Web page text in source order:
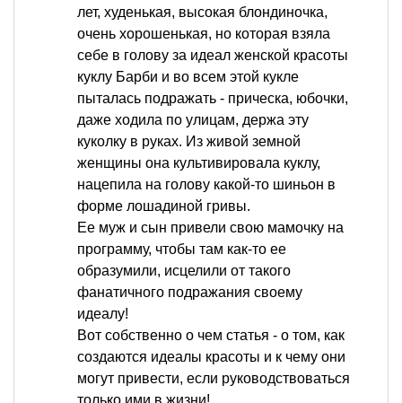
лет, худенькая, высокая блондиночка,
очень хорошенькая, но которая взяла
себе в голову за идеал женской красоты
куклу Барби и во всем этой кукле
пыталась подражать - прическа, юбочки,
даже ходила по улицам, держа эту
куколку в руках. Из живой земной
женщины она культивировала куклу,
нацепила на голову какой-то шиньон в
форме лошадиной гривы.
Ее муж и сын привели свою мамочку на
программу, чтобы там как-то ее
образумили, исцелили от такого
фанатичного подражания своему
идеалу!
Вот собственно о чем статья - о том, как
создаются идеалы красоты и к чему они
могут привести, если руководствоваться